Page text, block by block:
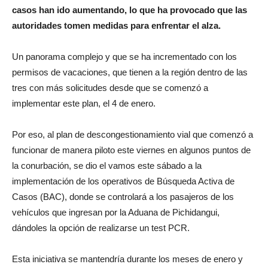
casos han ido aumentando, lo que ha provocado que las
autoridades tomen medidas para enfrentar el alza.
Un panorama complejo y que se ha incrementado con los
permisos de vacaciones, que tienen a la región dentro de las
tres con más solicitudes desde que se comenzó a
implementar este plan, el 4 de enero.
Por eso, al plan de descongestionamiento vial que comenzó a
funcionar de manera piloto este viernes en algunos puntos de
la conurbación, se dio el vamos este sábado a la
implementación de los operativos de Búsqueda Activa de
Casos (BAC), donde se controlará a los pasajeros de los
vehículos que ingresan por la Aduana de Pichidangui,
dándoles la opción de realizarse un test PCR.
Esta iniciativa se mantendría durante los meses de enero y